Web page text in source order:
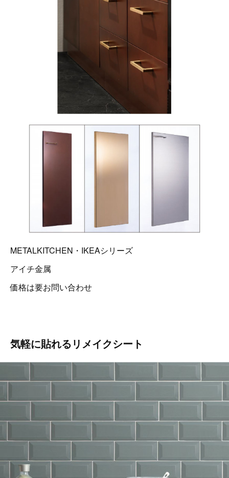
METALKITCHEN・IKEAシリーズ
アイチ金属
価格は要お問い合わせ
気軽に貼れるリメイクシート